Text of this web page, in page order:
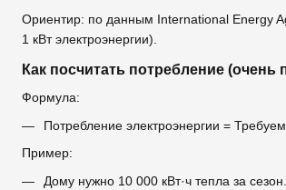
Ориентир: по данным International Energy
1 кВт электроэнергии).
Как посчитать потребление (очень
Формула:
Потребление электроэнергии =
Пример:
Дому нужно 10 000 кВт·ч тепла за сезон.